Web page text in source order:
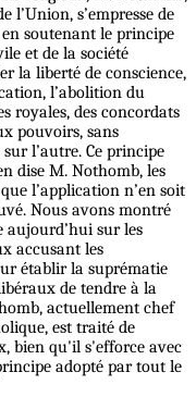
l’Union, s’empresse de
soutenant le principe
et de la société
la liberté de conscience,
l’abolition du
royales, des concordats
pouvoirs, sans
l’autre. Ce principe
dise M. Nothomb, les
l’application n’en soit
Nous avons montré
aujourd’hui sur les
accusant les
établir la suprématie
de tendre à la
actuellement chef
est traité de
bien qu'il s'efforce avec
adopté par tout le